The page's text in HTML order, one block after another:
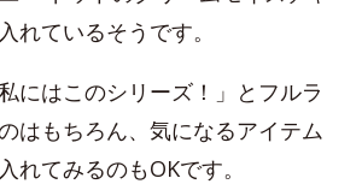
れているそうです。
にはこのシリーズ！」とフルラ
はもちろん、気になるアイテム
れてみるのもOKです。